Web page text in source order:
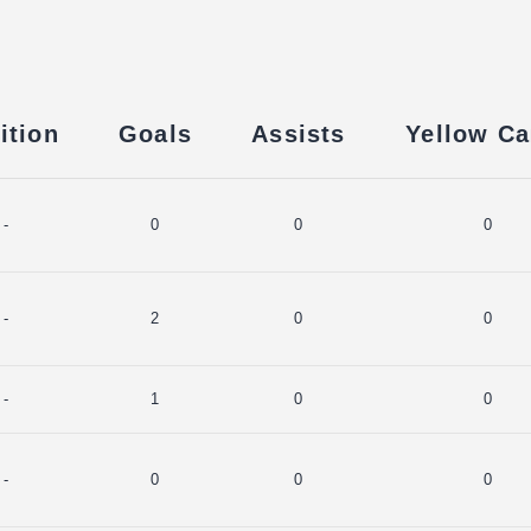
Goals Assists Yellow
- 0 0 0
- 2 0 0
- 1 0 0
- 0 0 0